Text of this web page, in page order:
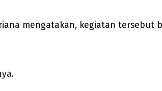
mengatakan, kegiatan tersebut